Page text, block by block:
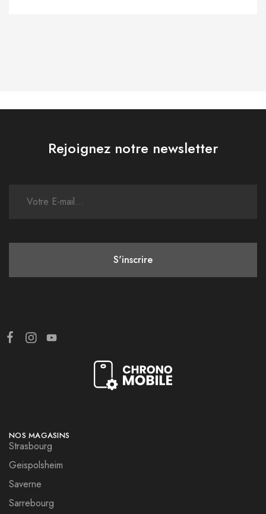
Rejoignez notre newsletter
NOS MAGASINS
Strasbourg
Geispolsheim
Saverne
Sarrebourg